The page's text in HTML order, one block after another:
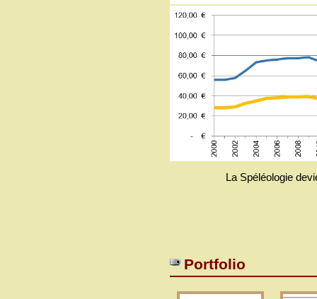
La Spéléologie
Portfolio